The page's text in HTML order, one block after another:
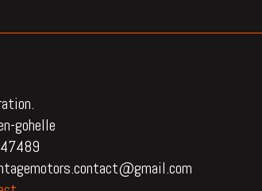
gohelle